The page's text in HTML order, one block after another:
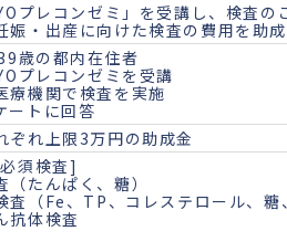
プレコンゼミ」を受講し、検査
娠・出産に向けた検査の費用を助成
歳の都内在住者
プレコンゼミを受講
療機関で検査を実施
ートに回答
ぞれ上限3万円の助成金
須検査]
（たんぱく、糖）
査（Fe、TP、コレステロール、糖
抗体検査